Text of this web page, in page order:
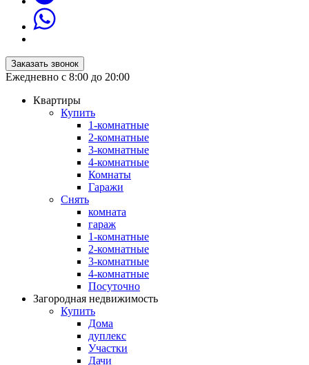
Заказать звонок
Ежедневно с 8:00 до 20:00
Квартиры
Купить
1-комнатные
2-комнатные
3-комнатные
4-комнатные
Комнаты
Гаражи
Снять
комната
гараж
1-комнатные
2-комнатные
3-комнатные
4-комнатные
Посуточно
Загородная недвижимость
Купить
Дома
дуплекс
Участки
Дачи